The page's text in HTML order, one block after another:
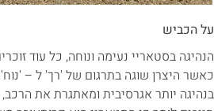
על הכביש
הנהיגה בסטאריי נעימה ונוחה, כל עוד
כאשר היצרן שוגה בתרגום של 'רך' ל –
בנהיגה יותר אגרסיבית ומאתגרת את